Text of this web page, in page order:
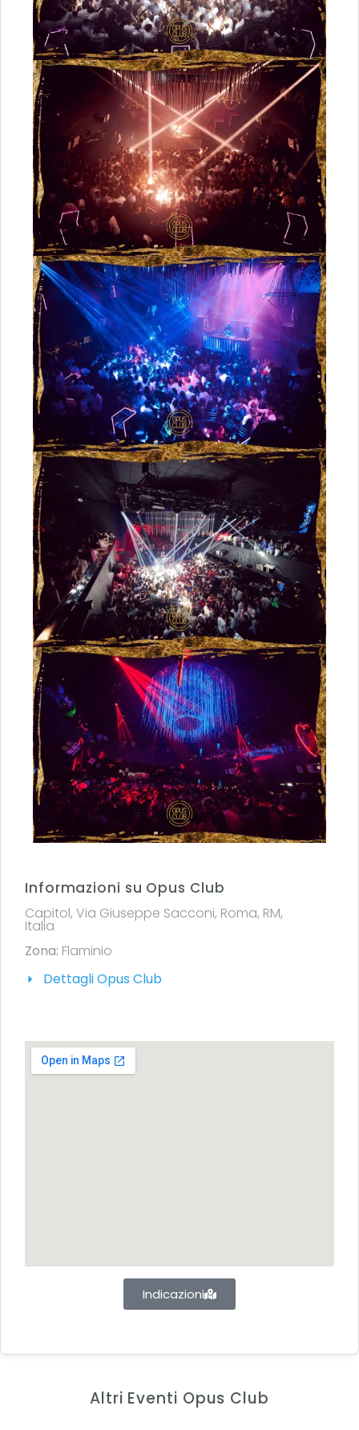
Informazioni su Opus Club
Capitol, Via Giuseppe Sacconi, Roma, RM,
Italia
Zona: Flaminio
Dettagli Opus Club
Indicazioni
Altri Eventi Opus Club